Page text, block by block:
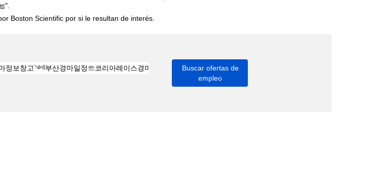
".
Boston Scientific por si le resultan de interés.